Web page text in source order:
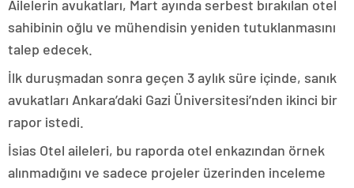
Ailelerin avukatları, Mart ayında serbest bırakılan otel
sahibinin oğlu ve mühendisin yeniden tutuklanmasını
talep edecek.
İlk duruşmadan sonra geçen 3 aylık süre içinde, sanık
avukatları Ankara’daki Gazi Üniversitesi’nden ikinci bir
rapor istedi.
İsias Otel aileleri, bu raporda otel enkazından örnek
alınmadığını ve sadece projeler üzerinden inceleme